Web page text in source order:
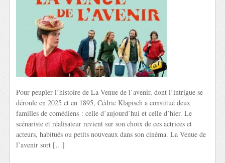
Pour peupler l’histoire de La Venue de l’avenir, dont l’intrigue se
déroule en 2025 et en 1895, Cédric Klapisch a constitué deux
familles de comédiens : celle d’aujourd’hui et celle d’hier. Le
scénariste et réalisateur revient sur son choix de ces actrices et
acteurs, habitués ou petits nouveaux dans son cinéma. La Venue de
l’avenir sort […]